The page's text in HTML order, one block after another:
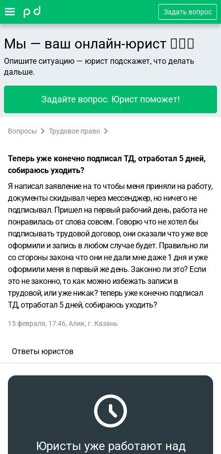
Задать вопрос
Мы — ваш онлайн-юрист 👨🏻‍⚖️
Опишите ситуацию — юрист подскажет, что делать
дальше.
Задайте вопрос. Юрист поможет!
Вопросы Трудовое право
Теперь уже конечно подписал ТД, отработал 5 дней,
собираюсь уходить?
Я написал заявление на то чтобы меня приняли на работу,
документы скидывал через мессенджер, но ничего не
подписывал. Пришел на первый рабочий день, работа не
понравилась от слова совсем. Говорю что не хотел бы
подписывать трудовой договор, они сказали что уже все
оформили и запись в любом случае будет. Правильно ли
со стороны закона что они не дали мне даже 1 дня и уже
оформили меня в первый же день. Законно ли это? Если
это не законно, то как можно избежать записи в
трудовой, или уже никак? теперь уже конечно подписал
ТД, отработал 5 дней, собираюсь уходить?
15 февраля, 17:46, Алик, г. Казань
Ответы юристов
Юристы уже работают над